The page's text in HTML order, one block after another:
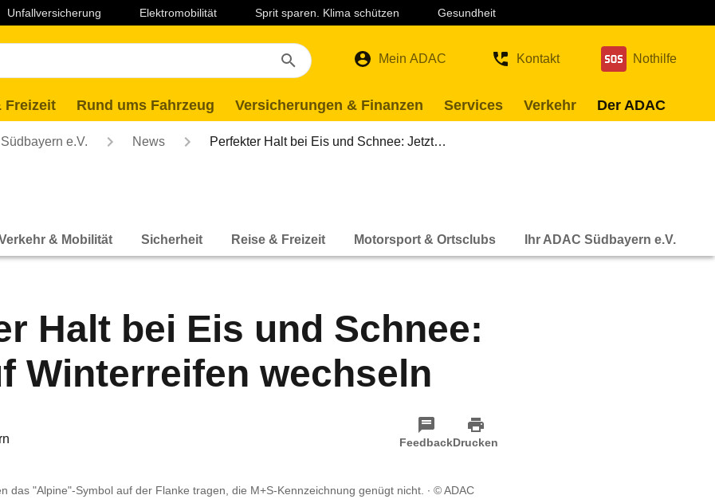
Unfallversicherung Elektromobilität Sprit sparen. Klima schützen Gesundheit
Mein ADAC Kontakt Nothilfe
Freizeit Rund ums Fahrzeug Versicherungen & Finanzen Services Verkehr Der ADAC
e.V. News Perfekter Halt bei Eis und Schnee: Jetzt…
& Mobilität Sicherheit Reise & Freizeit Motorsport & Ortsclubs Ihr ADAC Südbayern e.V.
Halt bei Eis und Schnee:
Winterreifen wechseln
FeedbackDrucken
das "Alpine"-Symbol auf der Flanke tragen, die M+S-Kennzeichnung genügt nicht. © ADAC